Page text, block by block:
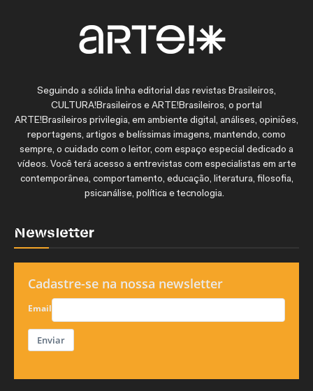
Seguindo a sólida linha editorial das revistas Brasileiros,
CULTURA!Brasileiros e ARTE!Brasileiros, o portal
ARTE!Brasileiros privilegia, em ambiente digital, análises, opiniões,
reportagens, artigos e belíssimas imagens, mantendo, como
sempre, o cuidado com o leitor, com espaço especial dedicado a
vídeos. Você terá acesso a entrevistas com especialistas em arte
contemporânea, comportamento, educação, literatura, filosofia,
psicanálise, política e tecnologia.
Newsletter
Cadastre-se na nossa newsletter
Email
Enviar